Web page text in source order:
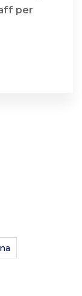
per